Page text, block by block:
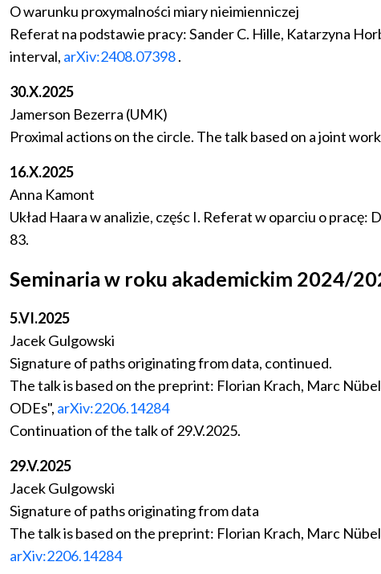
O warunku proxymalności miary nieimienniczej
Referat na podstawie pracy: Sander C. Hille, Katarzyna
interval, arXiv:2408.07398.
30.X.2025
Jamerson Bezerra (UMK)
Proximal actions on the circle. The talk based on a joint
16.X.2025
Anna Kamont
Układ Haara w analizie, częśc I. Referat w oparciu o
83.
Seminaria w roku akademickim 2024/
5.VI.2025
Jacek Gulgowski
Signature of paths originating from data, continued.
The talk is based on the preprint: Florian Krach, Marc
ODEs", arXiv:2206.14284
Continuation of the talk of 29.V.2025.
29.V.2025
Jacek Gulgowski
Signature of paths originating from data
The talk is based on the preprint: Florian Krach, Marc
arXiv:2206.14284